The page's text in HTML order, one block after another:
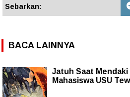
Sebarkan:
BACA LAINNYA
Jatuh Saat
Mahasiswa USU